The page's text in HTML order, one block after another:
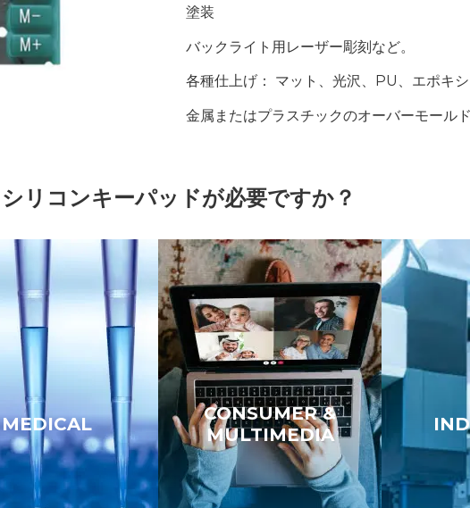
塗装
バックライト用レーザー彫刻など。
各種仕上げ： マット、光沢、PU、エポキ
金属またはプラスチックのオーバーモール
シリコンキーパッドが必要ですか？
MEDICAL
CONSUMER &
MULTIMEDIA